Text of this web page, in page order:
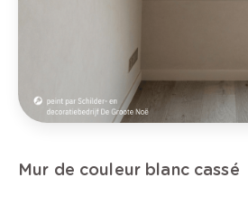
Mur de couleur blanc cassé